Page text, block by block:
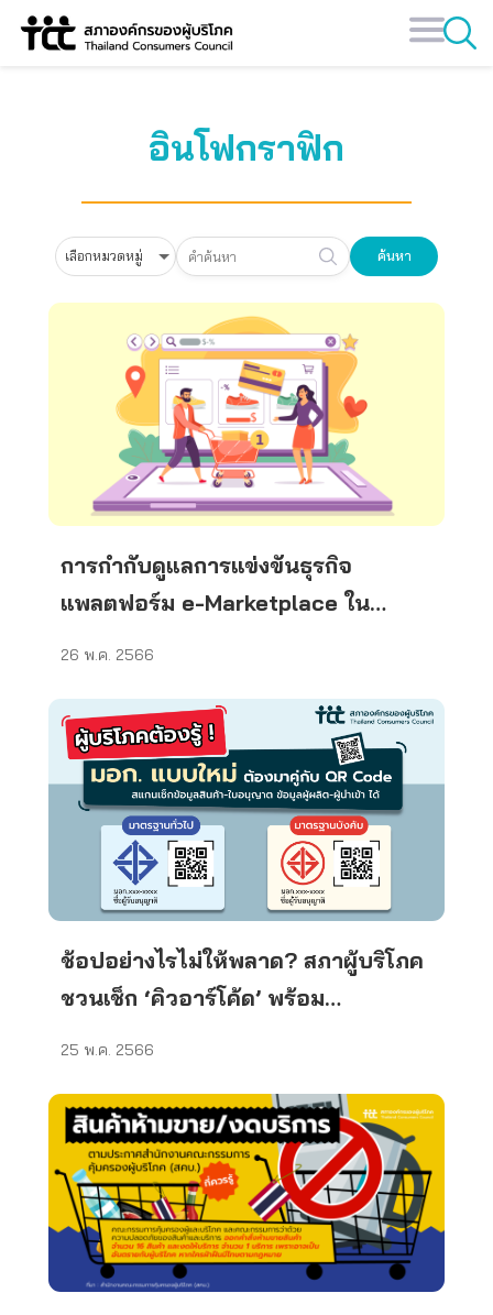
Skip
อินโฟกราฟิก
ค้นหา
การกำกับดูแลการแข่งขันธุรกิจ
แพลตฟอร์ม e-Marketplace ใน
26 พ.ค. 2566
ช้อปอย่างไรไม่ให้พลาด? สภาผู้บริโภค
ชวนเช็ก ‘คิวอาร์โค้ด’ พร้อม
25 พ.ค. 2566